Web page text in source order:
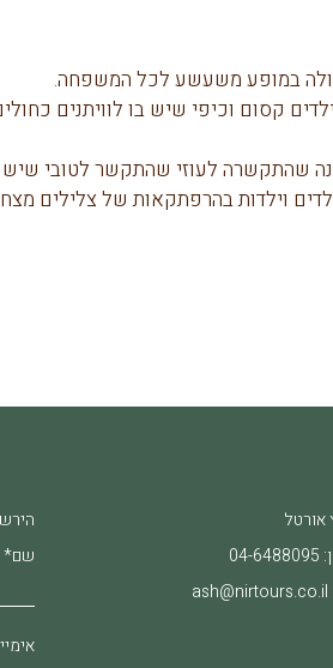
במופע משעשע לכל המשפחה.
קסום וכיפי שיש בו לוויתנים
שהתקשרה לעוזי שהתקשר לטובי
וילדות בהרפתקאות של צלילים
אורטל
04-6488095
ash@nirtours.co.il
שם*